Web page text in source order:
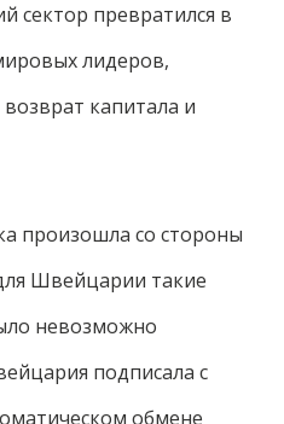
сектор превратился в
лидеров,
капитала и
произошла со стороны
Швейцарии такие
невозможно
подписала с
обмене